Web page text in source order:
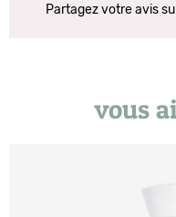
Partagez votre avis
vous